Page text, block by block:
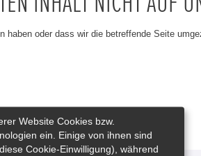
oder dass wir die betreffende Seite
Website Cookies bzw.
ein. Einige von ihnen sind
Cookie-Einwilligung), während